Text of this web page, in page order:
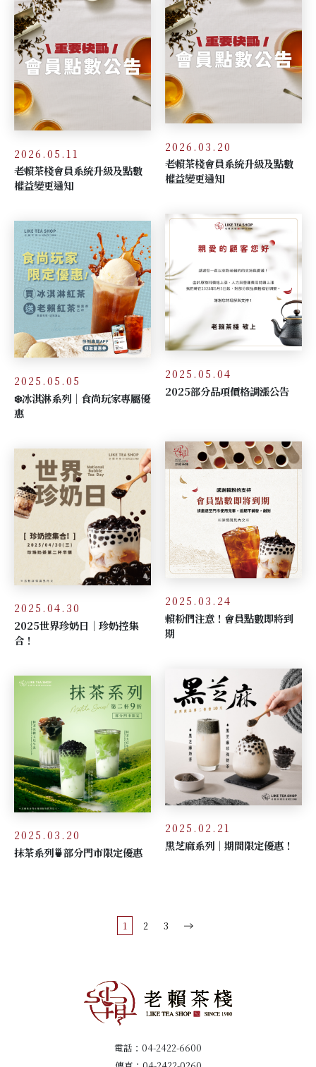
2026.05.11
老賴茶棧會員系統升級及點數
權益變更通知
2026.03.20
老賴茶棧會員系統升級及點數
權益變更通知
2025.05.05
❄️冰淇淋系列｜食尚玩家專屬優
惠
2025.05.04
2025部分品項價格調漲公告
2025.04.30
2025世界珍奶日｜珍奶控集
合！
2025.03.24
賴粉們注意！會員點數即將到
期
2025.03.20
抹茶系列🍵部分門市限定優惠
2025.02.21
黑芝麻系列｜期間限定優惠！
1 2 3
電話： 04-2422-6600